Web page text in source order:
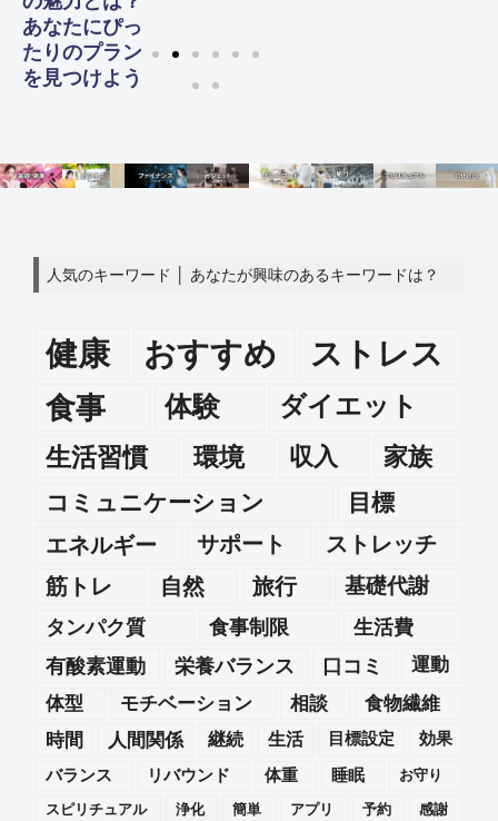
あなたにぴっ
たりのプラン
を見つけよう
人気のキーワード │ あなたが興味のあるキーワードは？
健康 おすすめ ストレス
食事 体験
ダイエット
生活習慣
環境 収入 家族
コミュニケーション
目標
エネルギー
サポート
ストレッチ
筋トレ
自然 旅行 基礎代謝
タンパク質 食事制限
生活費
有酸素運動
栄養バランス 口コミ
運動
体型
モチベーション 相談
食物繊維
時間
人間関係 継続 生活 目標設定
効果
バランス
リバウンド 体重 睡眠
お守り
スピリチュアル
浄化 簡単 アプリ 予約
感謝